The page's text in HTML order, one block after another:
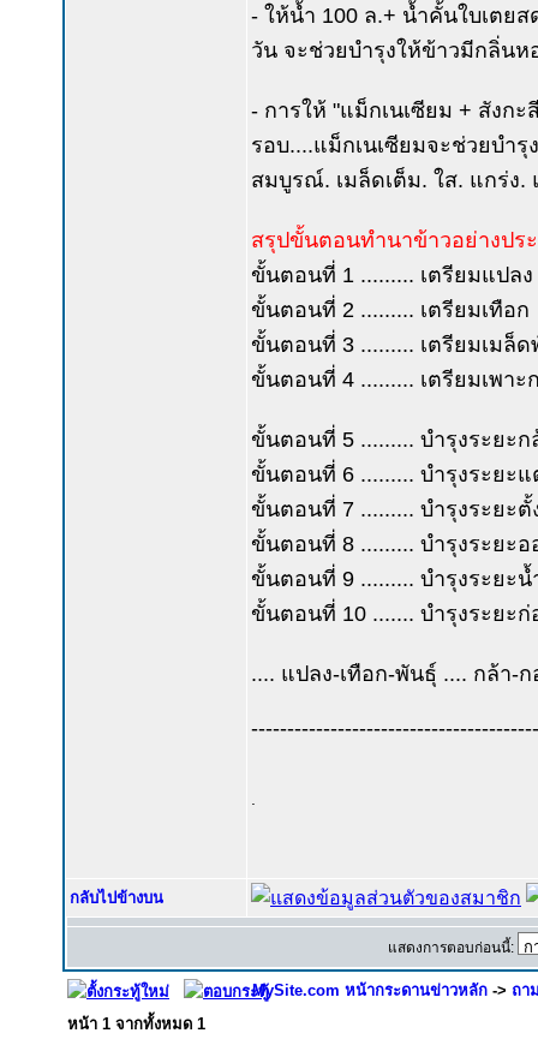
- ให้น้ำ 100 ล.+ น้ำคั้นใบเตย
วัน จะช่วยบำรุงให้ข้าวมีกลิ่น
- การให้ "แม็กเนเซียม + สังก
รอบ....แม็กเนเซียมจะช่วยบำรุ
สมบูรณ์. เมล็ดเต็ม. ใส. แกร่ง.
สรุปขั้นตอนทำนาข้าวอย่างปร
ขั้นตอนที่ 1 ......... เตรียมแปลง
ขั้นตอนที่ 2 ......... เตรียมเทือก
ขั้นตอนที่ 3 ......... เตรียมเมล็
ขั้นตอนที่ 4 ......... เตรียมเพาะ
ขั้นตอนที่ 5 ......... บำรุงระยะก
ขั้นตอนที่ 6 ......... บำรุงระยะ
ขั้นตอนที่ 7 ......... บำรุงระยะ
ขั้นตอนที่ 8 ......... บำรุงระยะ
ขั้นตอนที่ 9 ......... บำรุงระยะ
ขั้นตอนที่ 10 ....... บำรุงระยะ
.... แปลง-เทือก-พันธุ์ .... กล้า-
กลับไปข้างบน
แสดงการตอบก่อนนี้:
MySite.com หน้ากระดานข่าวหลัก -> ถา
หน้า 1 จากทั้งหมด 1